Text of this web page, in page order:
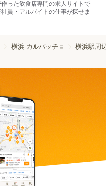
作った飲食店専門の求人サイトで
員・アルバイトの仕事が探せま
横浜 カルパッチョ 横浜駅周